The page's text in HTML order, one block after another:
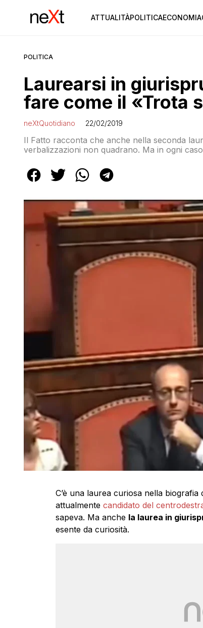
ATTUALITÀPOLITICAECONOMIA
POLITICA
Laurearsi in
fare come il «Trota
neXtQuotidiano 22/02/2019
Il Fatto racconta che anche nella seconda
verbalizzazioni non quadrano. Ma in ogni
C’è una laurea curiosa nella biografia
attualmente candidato del
sapeva. Ma anche la laurea in
esente da curiosità.